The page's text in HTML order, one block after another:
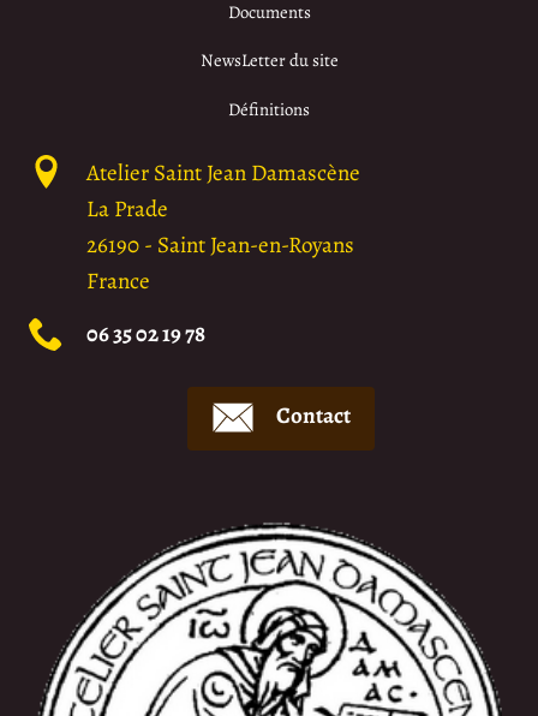
Documents
NewsLetter du site
Définitions
Atelier Saint Jean Damascène
La Prade
26190- Saint Jean-en-Royans
France
06 35 02 19 78
Contact